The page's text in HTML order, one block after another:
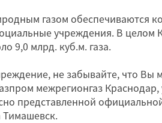
газом обеспечиваются
учреждения. В целом
9,0 млрд. куб.м. газа.
не забывайте, что
межрегионгаз Краснодар,
представленной
Тимашевск.